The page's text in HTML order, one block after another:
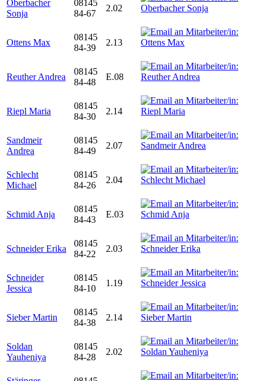
Oberbacher
Sonja
08145
84-67
2.02
Ottens Max
08145
84-39
2.13
Reuther Andrea
08145
84-48
E.08
Riepl Maria
08145
84-30
2.14
Sandmeir
Andrea
08145
84-49
2.07
Schlecht
Michael
08145
84-26
2.04
Schmid Anja
08145
84-43
E.03
Schneider Erika
08145
84-22
2.03
Schneider
Jessica
08145
84-10
1.19
Sieber Martin
08145
84-38
2.14
Soldan
Yauheniya
08145
84-28
2.02